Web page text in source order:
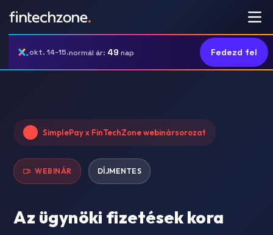
okt. 14-15.normál ár: 49 nap Fedezd fel
SimplePay x FinTechZone webinársorozat
WEBINÁR DÍJMENTES
Az ügynöki fizetések kora